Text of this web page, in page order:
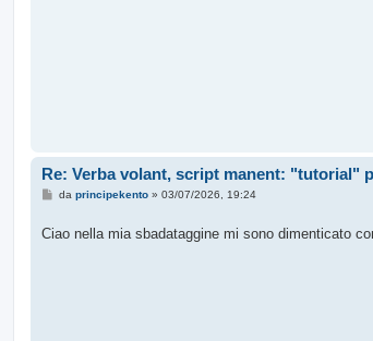
Re: Verba volant, script manent: "tutorial"
M
s
da principekento» 03/07/2026, 19:24
Ciao nella mia sbadataggine mi sono dimenticato